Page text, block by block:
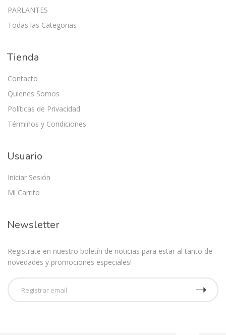
PARLANTES
Todas las Categorias
Tienda
Contacto
Quienes Somos
Políticas de Privacidad
Términos y Condiciones
Usuario
Iniciar Sesión
Mi Carrito
Newsletter
Registrate en nuestro boletín de noticias para estar al tanto de
novedades y promociones especiales!